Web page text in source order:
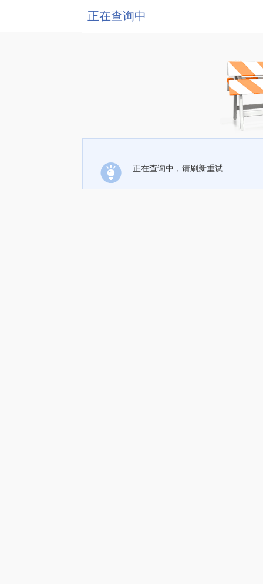
正在查询中
正在查询中，请刷新重试